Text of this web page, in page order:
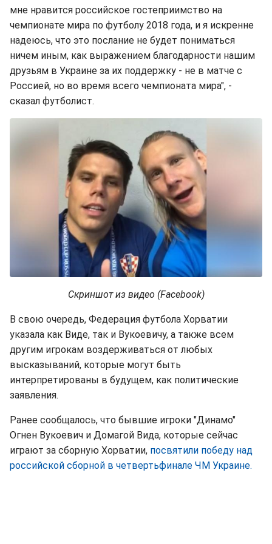
мне нравится российское гостеприимство на
чемпионате мира по футболу 2018 года, и я искренне
надеюсь, что это послание не будет пониматься
ничем иным, как выражением благодарности нашим
друзьям в Украине за их поддержку - не в матче с
Россией, но во время всего чемпионата мира", -
сказал футболист.
Скриншот из видео (Facebook)
В свою очередь, Федерация футбола Хорватии
указала как Виде, так и Вукоевичу, а также всем
другим игрокам воздерживаться от любых
высказываний, которые могут быть
интерпретированы в будущем, как политические
заявления.
Ранее сообщалось, что бывшие игроки "Динамо"
Огнен Вукоевич и Домагой Вида, которые сейчас
играют за сборную Хорватии, посвятили победу над
российской сборной в четвертьфинале ЧМ Украине.